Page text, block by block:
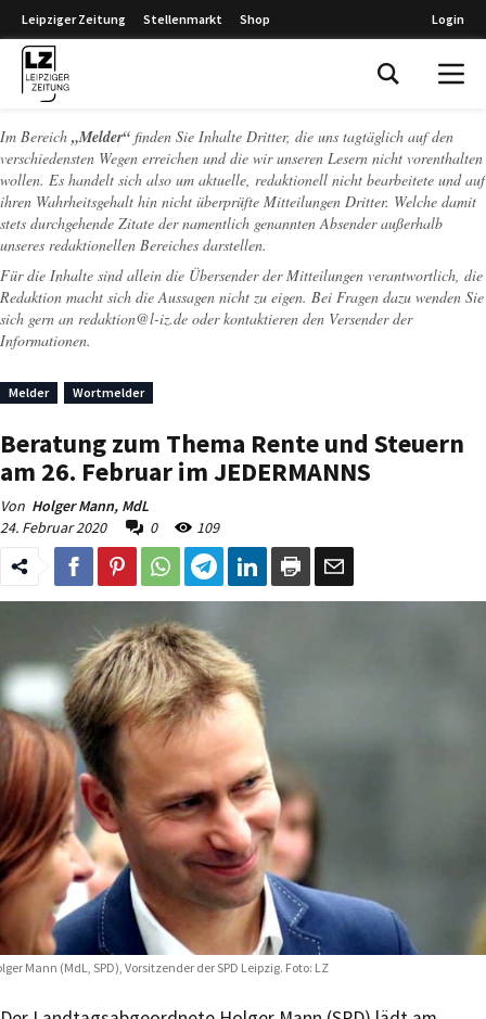
Leipziger Zeitung Stellenmarkt Shop Login
Im Bereich „Melder“ finden Sie Inhalte Dritter, die uns tagtäglich auf den
verschiedensten Wegen erreichen und die wir unseren Lesern nicht vorenthalten
wollen. Es handelt sich also um aktuelle, redaktionell nicht bearbeitete und auf
ihren Wahrheitsgehalt hin nicht überprüfte Mitteilungen Dritter. Welche damit
stets durchgehende Zitate der namentlich genannten Absender außerhalb
unseres redaktionellen Bereiches darstellen.
Für die Inhalte sind allein die Übersender der Mitteilungen verantwortlich, die
Redaktion macht sich die Aussagen nicht zu eigen. Bei Fragen dazu wenden Sie
sich gern an redaktion@l-iz.de oder kontaktieren den Versender der
Informationen.
Melder Wortmelder
Beratung zum Thema Rente und Steuern
am 26. Februar im JEDERMANNS
Von Holger Mann, MdL
24. Februar 2020
0 109
Mann (MdL, SPD), Vorsitzender der SPD Leipzig. Foto: LZ